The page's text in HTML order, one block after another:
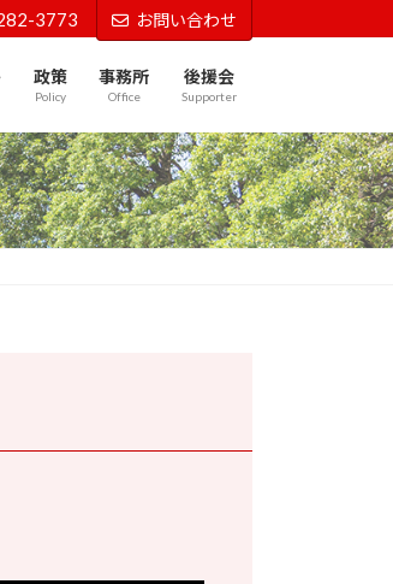
3773 お問い合わせ
政策
Policy
事務所
Office
後援会
Supporter